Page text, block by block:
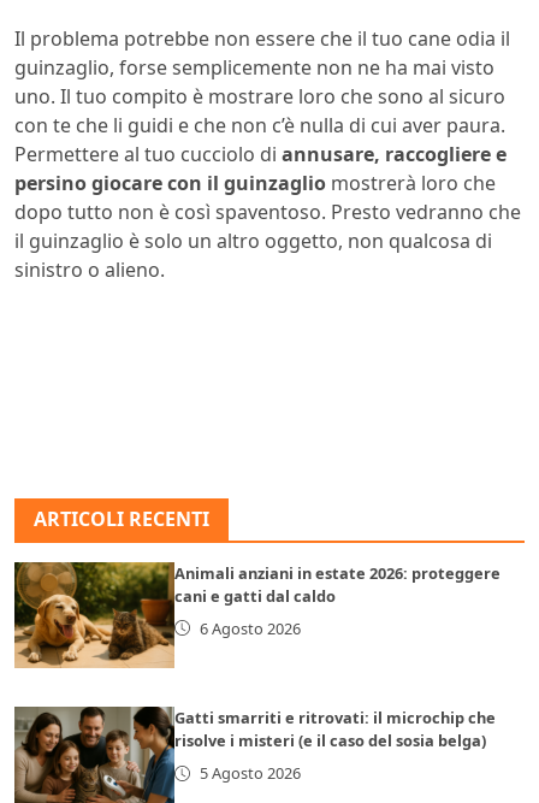
Il problema potrebbe non essere che il tuo cane odia il
guinzaglio, forse semplicemente non ne ha mai visto
uno. Il tuo compito è mostrare loro che sono al sicuro
con te che li guidi e che non c’è nulla di cui aver paura.
Permettere al tuo cucciolo di annusare, raccogliere e
persino giocare con il guinzaglio mostrerà loro che
dopo tutto non è così spaventoso. Presto vedranno che
il guinzaglio è solo un altro oggetto, non qualcosa di
sinistro o alieno.
ARTICOLI RECENTI
Animali anziani in estate 2026: proteggere
cani e gatti dal caldo
6 Agosto 2026
Gatti smarriti e ritrovati: il microchip che
risolve i misteri (e il caso del sosia belga)
5 Agosto 2026